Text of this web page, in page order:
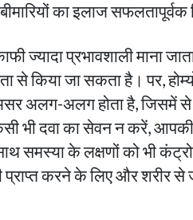
का इलाज
ज्यादा प्रभावशाली माना
से किया जा सकता है। पर,
अलग-अलग होता है, जिसमें
भी दवा का सेवन न करें,
समस्या के लक्षणों को भी
करने के लिए और शरीर